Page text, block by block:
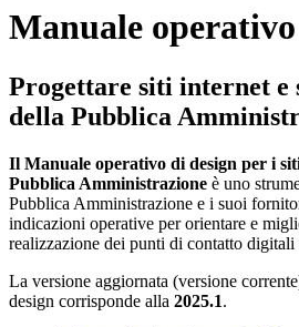
Manuale
Progettare siti internet
della Pubblica
Il Manuale operativo di design per i
Pubblica Amministrazione è uno
Pubblica Amministrazione e i suoi
indicazioni operative per orientare e
realizzazione dei punti di contatto digitali
La versione aggiornata (versione
design corrisponde alla 2025.1.